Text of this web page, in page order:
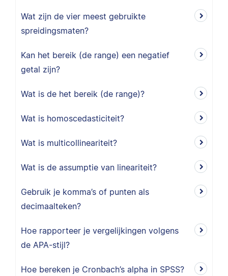
Wat zijn de vier meest gebruikte
spreidingsmaten?
Kan het bereik (de range) een negatief
getal zijn?
Wat is de het bereik (de range)?
Wat is homoscedasticiteit?
Wat is multicollineariteit?
Wat is de assumptie van lineariteit?
Gebruik je komma’s of punten als
decimaalteken?
Hoe rapporteer je vergelijkingen volgens
de APA-stijl?
Hoe bereken je Cronbach’s alpha in SPSS?